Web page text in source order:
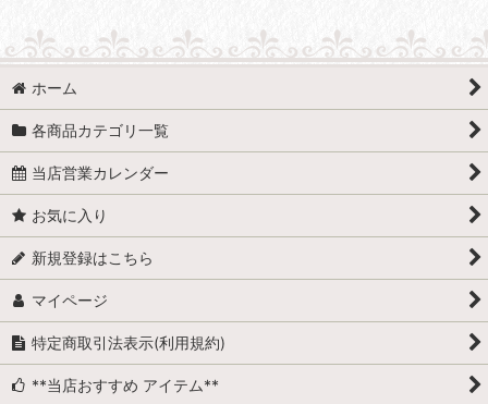
ホーム
各商品カテゴリ一覧
当店営業カレンダー
お気に入り
新規登録はこちら
マイページ
特定商取引法表示(利用規約)
**当店おすすめ アイテム**